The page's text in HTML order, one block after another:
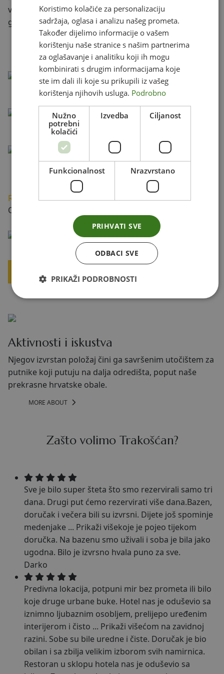
vrijednostima: besprijekorni okusi, moderan pristup
gastronomiji i vrhunska usluga.
Najbolja cijena
Cijene su određene direktno od strane pružatelja
usluga smještaja i ne povećavaju se.
Jednostavna rezervacija
Komunicirate i rezervirate izravno s ponuđačem
smještaja.
Plaćanje na licu mjesta ili online
Potpuno bez naknada i provizija, sva plaćanja
plaćate izravno pružatelju usluga smještaja.
Rezervirajte svoj boravak
Online rezervacija
Aktivnosti i iskustva
Njegov izvrstan položaj čini ga savršenim utočištem za
putnike koji putuju na dalja odredišta, poput naše
prekrasne hrvatske obale.
MORE ABOUT
Zašto volimo Trakošćan?
Sve je bilo super šteta što smo rezervirali samo tri
dana. Drugi put ćemo rezervirati više dana.Bazen,
doručak i večera bili su izvrsni. Dijete još spominje
medenjake ... Prikaži višekoje je pojeo tijekom
doručka. Na bazenu smo uživali i soba je bila jako
ugodna. Bilo je izvrsno hvala puno za sve.
Darko
Predivna lokacija, potpuni mir bez prometa ili bilo
koje druge urbane buke. Hotel nas je oduševio sa
iznimno ljubaznim osobljem, prelijepo uređenim
interijerom i čisto ... Prikaži višećom na zavidnoj
razini. Sobe su bile uredne i čiste. Doručak je bio
obilan i sa zbilja velikim izborom svih namirnica.
Restoran u sklopu hotela nas je oduševio sa
GERMAN
HUNGARIAN
SLOVAK
POLISH
Koristimo kolačiće za personalizaciju
sadržaja, oglasa i analizu našeg prometa.
Također dijelimo informacije o vašem
korištenju naše stranice s našim partnerima
za oglašavanje i analitiku koji ih mogu
kombinirati s drugim informacijama koje
ste im dali ili koje su prikupili iz vašeg
korištenja njihovih usluga. Podrobno
Nužno
potrebni
kolačići
Izvedba Ciljanost
Funkcionalnost Nrazvrstano
PRIHVATI SVE
ODBACI SVE
PRIKAŽI PODROBNOSTI